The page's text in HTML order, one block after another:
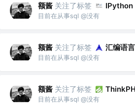
额酱 关注了标签 IPython
目前在从事sql @没有
额酱 关注了标签 汇编语言
目前在从事sql @没有
额酱 关注了标签
目前在从事sql @没有